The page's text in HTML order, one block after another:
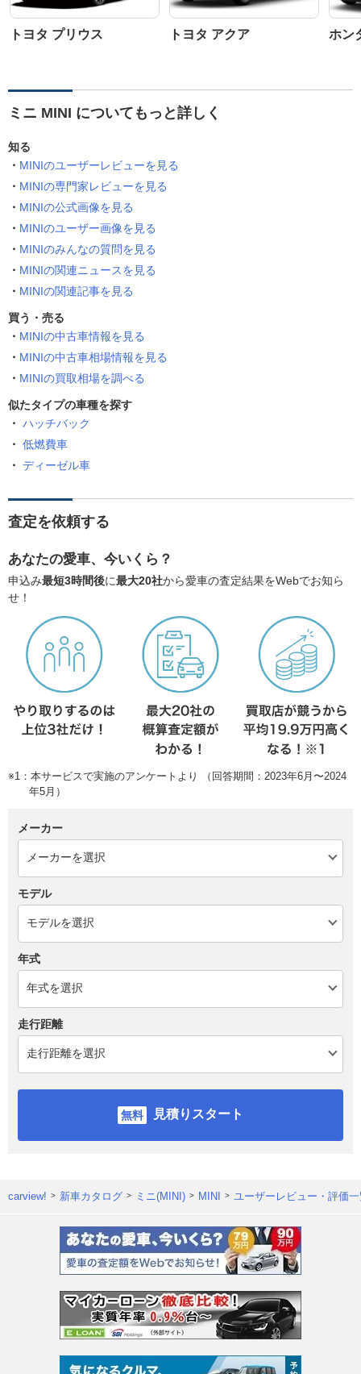
トヨタ プリウス トヨタ アクア ホン
ミニ MINI についてもっと詳しく
知る
MINIのユーザーレビューを見る
MINIの専門家レビューを見る
MINIの公式画像を見る
MINIのユーザー画像を見る
MINIのみんなの質問を見る
MINIの関連ニュースを見る
MINIの関連記事を見る
買う・売る
MINIの中古車情報を見る
MINIの中古車相場情報を見る
MINIの買取相場を調べる
似たタイプの車種を探す
ハッチバック
低燃費車
ディーゼル車
査定を依頼する
あなたの愛車、今いくら？
申込み最短3時間後に最大20社から愛車の査定結果をWebでお知ら
せ！
※1：本サービスで実施のアンケートより （回答期間：2023年6月〜2024
年5月）
メーカー
モデル
年式
走行距離
見積りスタート
carview! 新車カタログ ミニ(MINI) MINI ユーザーレビュー・評価